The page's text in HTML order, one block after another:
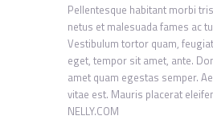
Pellentesque habitant morbi
netus et malesuada fames ac
Vestibulum tortor quam,
eget, tempor sit amet, ante.
amet quam egestas semper.
vitae est. Mauris placerat
NELLY.COM